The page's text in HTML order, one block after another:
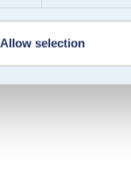
Allow selection